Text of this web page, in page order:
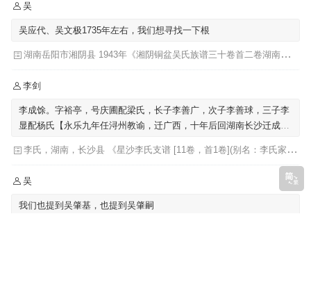
吴
吴应代、吴文极1735年左右，我们想寻找一下根
湖南岳阳市湘阴县 1943年《湘阴铜盆吴氏族谱三十卷首二卷湖南省岳阳市湘阴县》发祥堂|吴楚椿（主修）
李剑
李成馀。字裕亭，号庆圃配梁氏，长子李善广，次子李善球，三子李
显配杨氏【永乐九年任浔州教谕，迁广西，十年后回湖南长沙迁成馀
李氏，湖南，长沙县 《星沙李氏支谱 [11卷，首1卷](别名：李氏家乘)》李芳城 ...[等]主修 ; 李沛华 ... [等]纂修
吴
我们也提到吴肇基，也提到吴肇嗣